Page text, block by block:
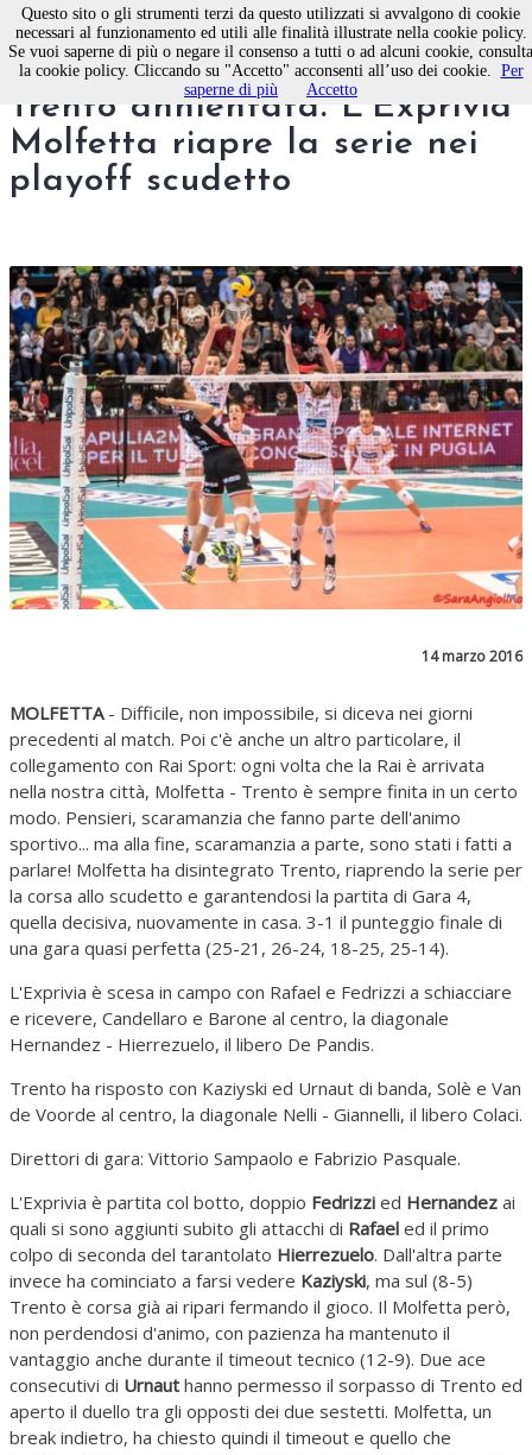
Pallavolo maschile, serie A:
Trento annientata. L'Exprivia
Molfetta riapre la serie nei
playoff scudetto
14 marzo 2016
MOLFETTA- Difficile, non impossibile, si diceva nei giorni
precedenti al match. Poi c'è anche un altro particolare, il
collegamento con Rai Sport: ogni volta che la Rai è arrivata
nella nostra città, Molfetta - Trento è sempre finita in un certo
modo. Pensieri, scaramanzia che fanno parte dell'animo
sportivo... ma alla fine, scaramanzia a parte, sono stati i fatti a
parlare! Molfetta ha disintegrato Trento, riaprendo la serie per
la corsa allo scudetto e garantendosi la partita di Gara 4,
quella decisiva, nuovamente in casa. 3-1 il punteggio finale di
una gara quasi perfetta (25-21, 26-24, 18-25, 25-14).
L'Exprivia è scesa in campo con Rafael e Fedrizzi a schiacciare
e ricevere, Candellaro e Barone al centro, la diagonale
Hernandez - Hierrezuelo, il libero De Pandis.
Trento ha risposto con Kaziyski ed Urnaut di banda, Solè e Van
de Voorde al centro, la diagonale Nelli - Giannelli, il libero Colaci.
Direttori di gara: Vittorio Sampaolo e Fabrizio Pasquale.
L'Exprivia è partita col botto, doppio Fedrizzi ed Hernandez ai
quali si sono aggiunti subito gli attacchi di Rafael ed il primo
colpo di seconda del tarantolato Hierrezuelo. Dall'altra parte
invece ha cominciato a farsi vedere Kaziyski, ma sul (8-5)
Trento è corsa già ai ripari fermando il gioco. Il Molfetta però,
non perdendosi d'animo, con pazienza ha mantenuto il
vantaggio anche durante il timeout tecnico (12-9). Due ace
consecutivi di Urnaut hanno permesso il sorpasso di Trento ed
aperto il duello tra gli opposti dei due sestetti. Molfetta, un
break indietro, ha chiesto quindi il timeout e quello che
Questo sito o gli strumenti terzi da questo utilizzati si avvalgono di cookie
necessari al funzionamento ed utili alle finalità illustrate nella cookie policy.
Se vuoi saperne di più o negare il consenso a tutti o ad alcuni cookie, consulta
la cookie policy. Cliccando su "Accetto" acconsenti all’uso dei cookie. Per
saperne di più
Accetto